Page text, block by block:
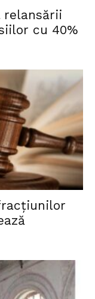
relansării
cu 40%